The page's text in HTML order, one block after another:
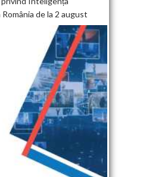
de la 2 august